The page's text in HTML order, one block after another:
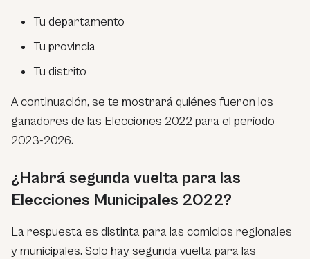
Tu departamento
Tu provincia
Tu distrito
A continuación, se te mostrará quiénes fueron los
ganadores de las Elecciones 2022 para el período
2023-2026.
¿Habrá segunda vuelta para las
Elecciones Municipales 2022?
La respuesta es distinta para las comicios regionales
y municipales. Solo hay segunda vuelta para las